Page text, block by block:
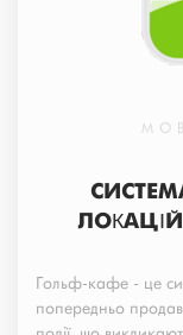
Гольф-кафе - це
попередньо